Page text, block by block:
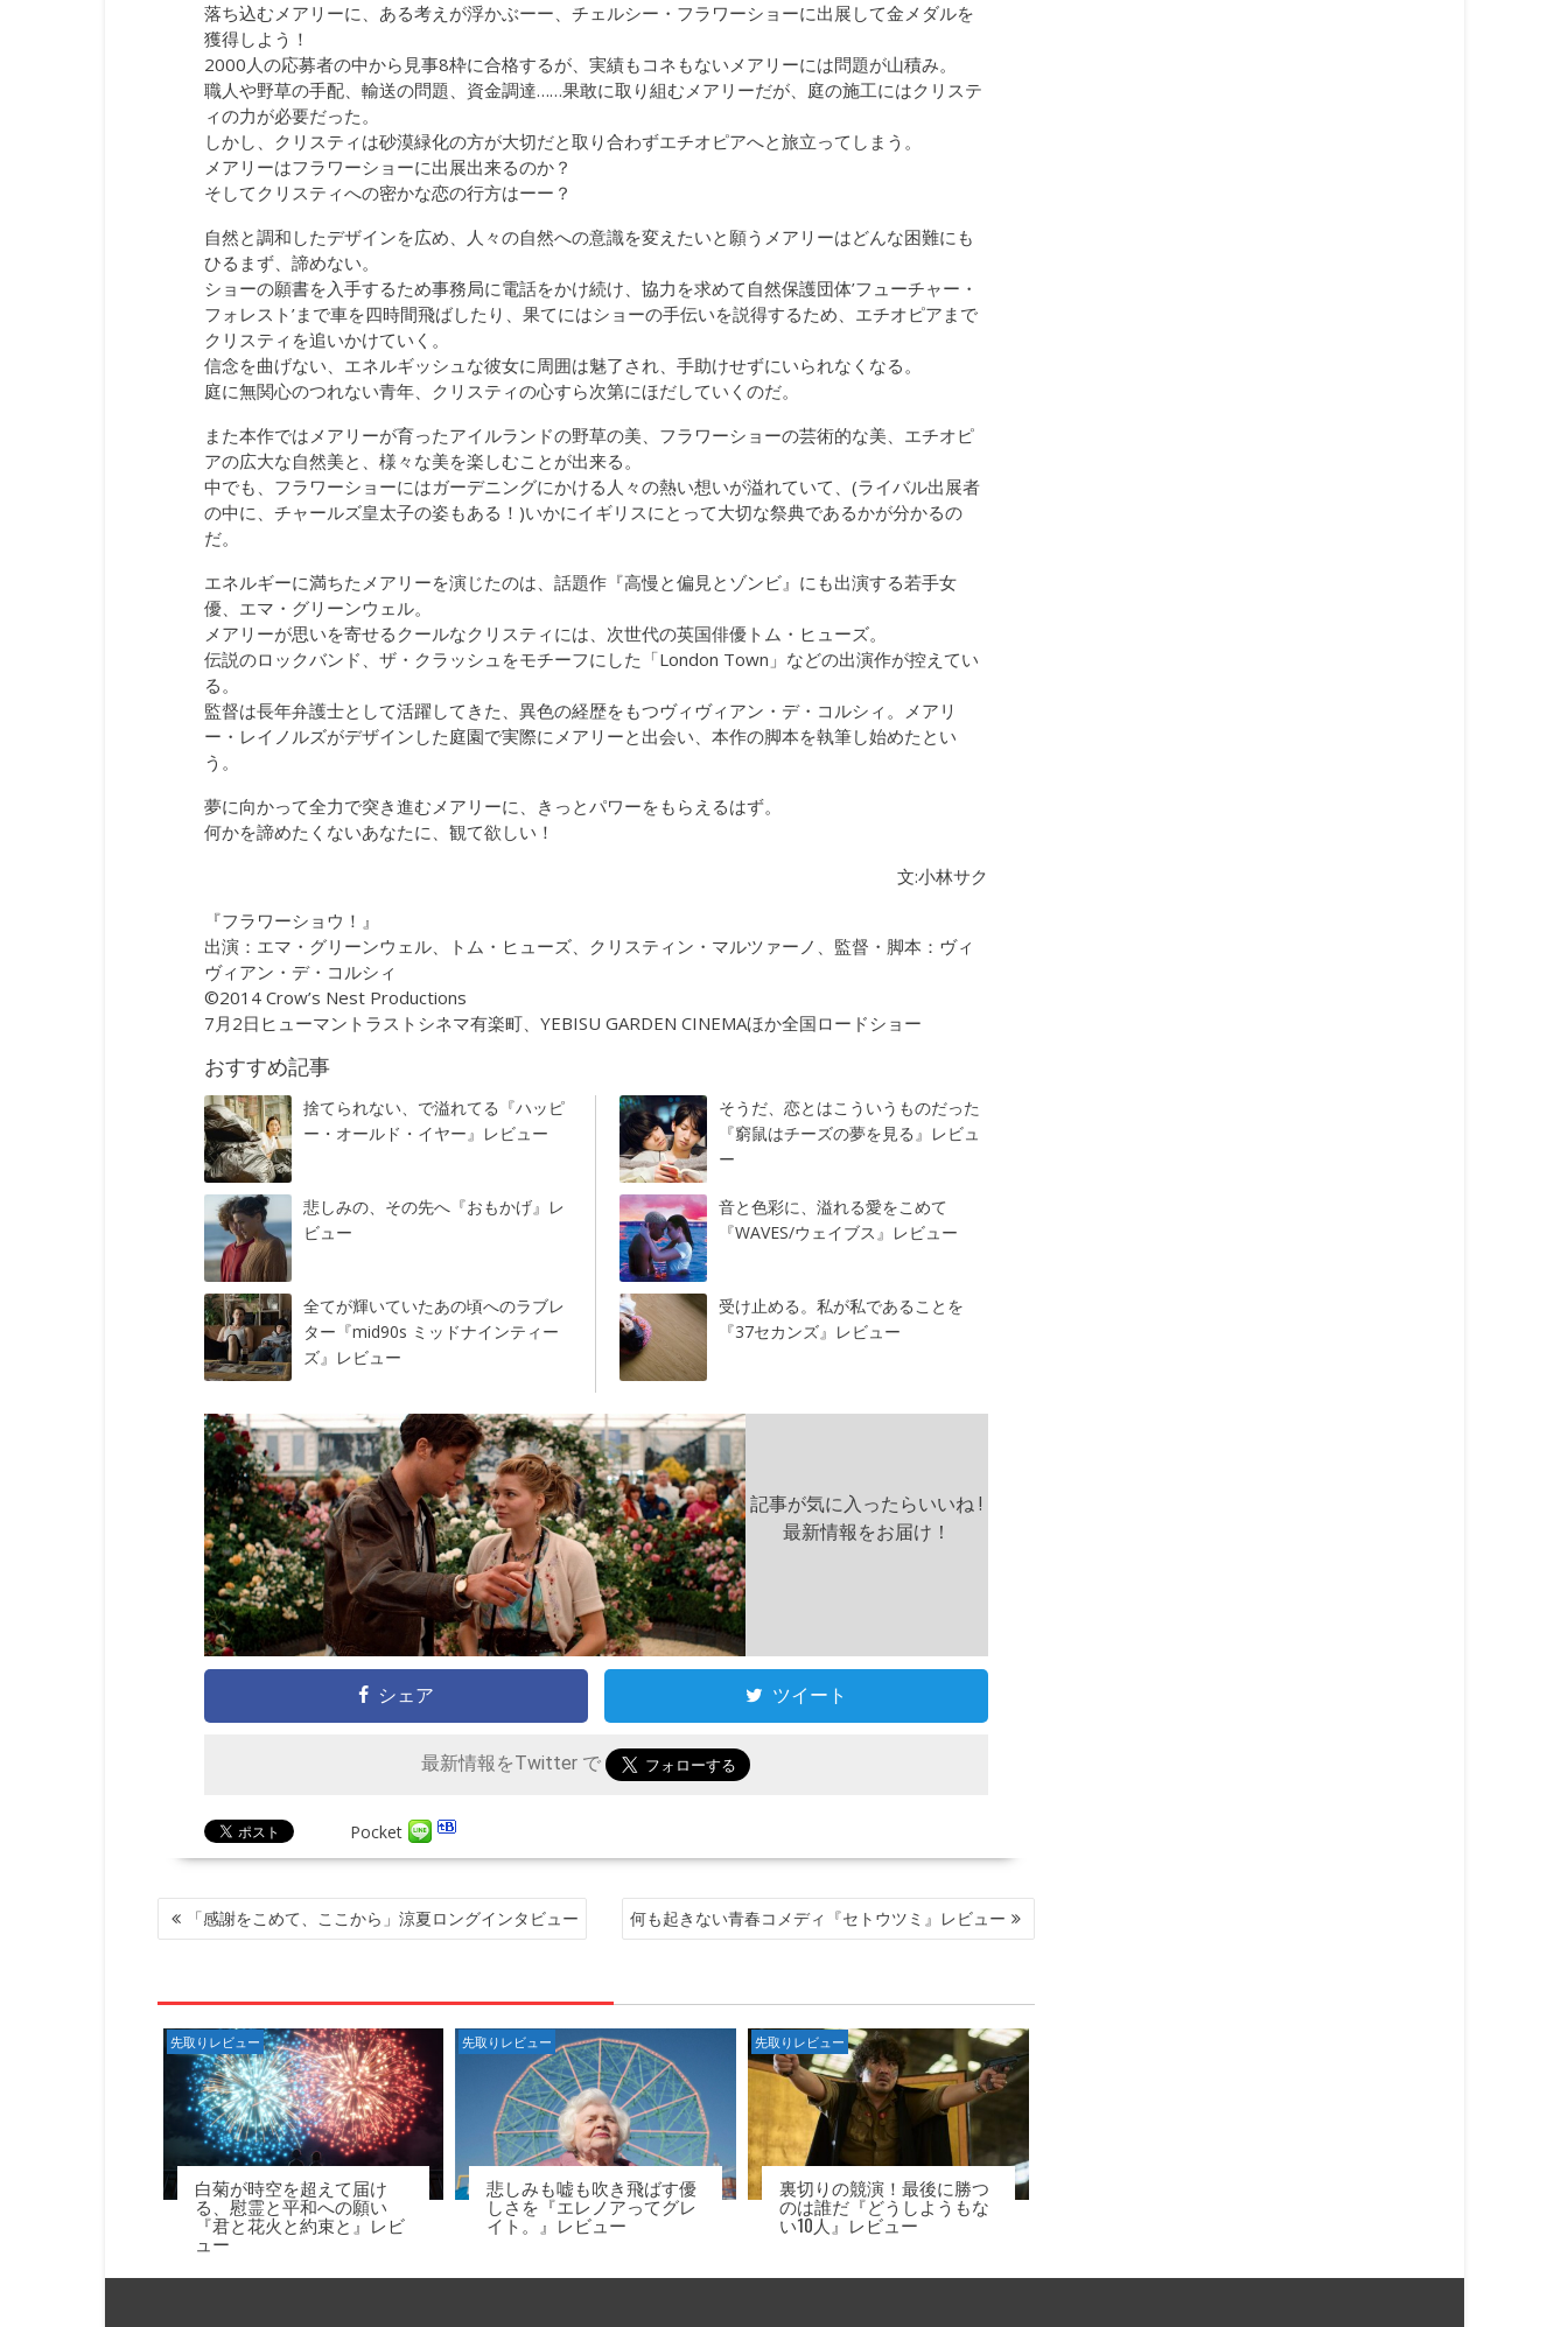
落ち込むメアリーに、ある考えが浮かぶーー、チェルシー・フラワーショーに出展して金メダルを
獲得しよう！
2000人の応募者の中から見事8枠に合格するが、実績もコネもないメアリーには問題が山積み。
職人や野草の手配、輸送の問題、資金調達……果敢に取り組むメアリーだが、庭の施工にはクリステ
ィの力が必要だった。
しかし、クリスティは砂漠緑化の方が大切だと取り合わずエチオピアへと旅立ってしまう。
メアリーはフラワーショーに出展出来るのか？
そしてクリスティへの密かな恋の行方はーー？
自然と調和したデザインを広め、人々の自然への意識を変えたいと願うメアリーはどんな困難にも
ひるまず、諦めない。
ショーの願書を入手するため事務局に電話をかけ続け、協力を求めて自然保護団体’フューチャー・
フォレスト’まで車を四時間飛ばしたり、果てにはショーの手伝いを説得するため、エチオピアまで
クリスティを追いかけていく。
信念を曲げない、エネルギッシュな彼女に周囲は魅了され、手助けせずにいられなくなる。
庭に無関心のつれない青年、クリスティの心すら次第にほだしていくのだ。
また本作ではメアリーが育ったアイルランドの野草の美、フラワーショーの芸術的な美、エチオピ
アの広大な自然美と、様々な美を楽しむことが出来る。
中でも、フラワーショーにはガーデニングにかける人々の熱い想いが溢れていて、(ライバル出展者
の中に、チャールズ皇太子の姿もある！)いかにイギリスにとって大切な祭典であるかが分かるの
だ。
エネルギーに満ちたメアリーを演じたのは、話題作『高慢と偏見とゾンビ』にも出演する若手女
優、エマ・グリーンウェル。
メアリーが思いを寄せるクールなクリスティには、次世代の英国俳優トム・ヒューズ。
伝説のロックバンド、ザ・クラッシュをモチーフにした「London Town」などの出演作が控えてい
る。
監督は長年弁護士として活躍してきた、異色の経歴をもつヴィヴィアン・デ・コルシィ。メアリ
ー・レイノルズがデザインした庭園で実際にメアリーと出会い、本作の脚本を執筆し始めたとい
う。
夢に向かって全力で突き進むメアリーに、きっとパワーをもらえるはず。
何かを諦めたくないあなたに、観て欲しい！
文:小林サク
『フラワーショウ！』
出演：エマ・グリーンウェル、トム・ヒューズ、クリスティン・マルツァーノ、監督・脚本：ヴィ
ヴィアン・デ・コルシィ
©2014 Crow’s Nest Productions
7月2日ヒューマントラストシネマ有楽町、YEBISU GARDEN CINEMAほか全国ロードショー
おすすめ記事
捨てられない、で溢れてる『ハッピ
ー・オールド・イヤー』レビュー
悲しみの、その先へ『おもかげ』レ
ビュー
全てが輝いていたあの頃へのラブレ
ター『mid90s ミッドナインティー
ズ』レビュー
そうだ、恋とはこういうものだった
『窮鼠はチーズの夢を見る』レビュ
ー
音と色彩に、溢れる愛をこめて
『WAVES/ウェイブス』レビュー
受け止める。私が私であることを
『37セカンズ』レビュー
記事が気に入ったらいいね !
最新情報をお届け！
シェア ツイート
最新情報をTwitter で
Pocket
投
稿
ゲ
ー
シ
ン
「感謝をこめて、ここから」涼夏ロングインタビュー 何も起きない青春コメディ『セトウツミ』レビュー
先取りレビュー
白菊が時空を超えて届け
る、慰霊と平和への願い
『君と花火と約束と』レビ
ュー
先取りレビュー
悲しみも嘘も吹き飛ばす優
しさを『エレノアってグレ
イト。』レビュー
先取りレビュー
裏切りの競演！最後に勝つ
のは誰だ『どうしようもな
い10人』レビュー